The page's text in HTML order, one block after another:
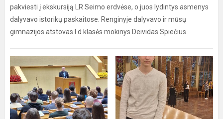
pakviesti į ekskursiją LR Seimo erdvėse, o juos lydintys asmenys
dalyvavo istorikų paskaitose. Renginyje dalyvavo ir mūsų
gimnazijos atstovas I d klasės mokinys Deividas Spiečius.